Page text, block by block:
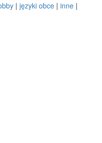
| języki obce | inne |